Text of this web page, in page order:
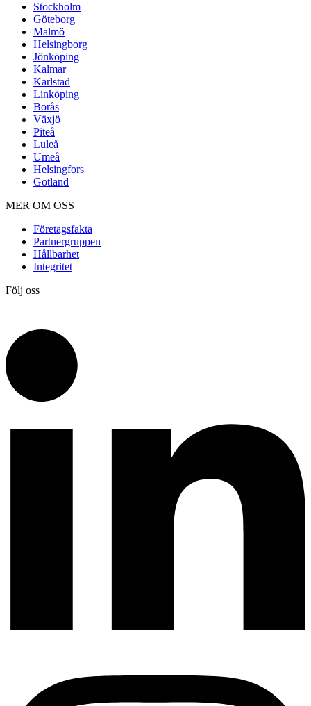
Stockholm
Göteborg
Malmö
Helsingborg
Jönköping
Kalmar
Karlstad
Linköping
Borås
Växjö
Piteå
Luleå
Umeå
Helsingfors
Gotland
MER OM OSS
Företagsfakta
Partnergruppen
Hållbarhet
Integritet
Följ oss